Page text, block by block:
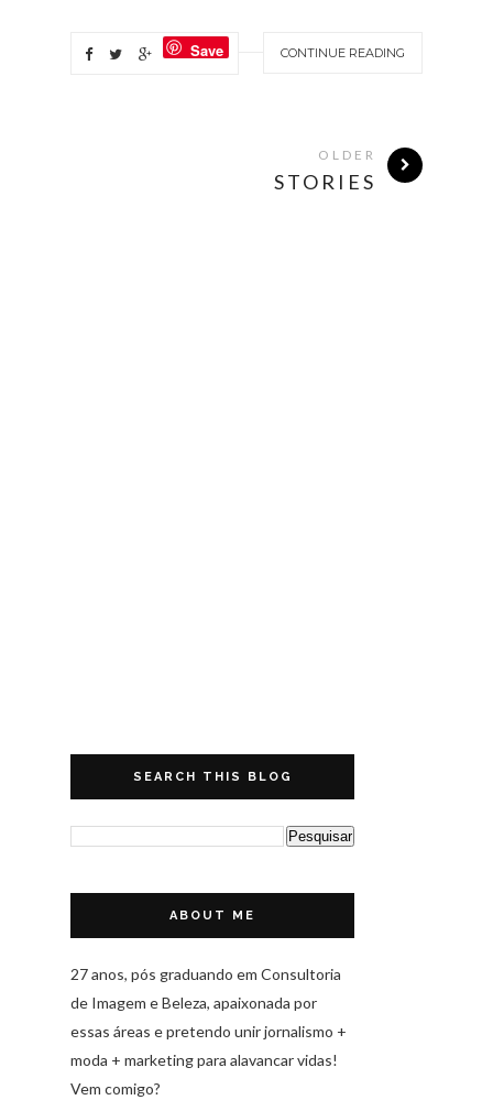
CONTINUE READING
Save
OLDER
STORIES
SEARCH THIS BLOG
ABOUT ME
27 anos, pós graduando em Consultoria
de Imagem e Beleza, apaixonada por
essas áreas e pretendo unir jornalismo +
moda + marketing para alavancar vidas!
Vem comigo?